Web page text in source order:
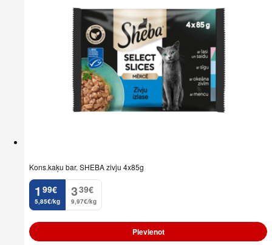
Kons.kaķu bar. SHEBA zivju 4x85g
1
. 99€
5,85€/kg
3
. 39€
9,97€/kg
Pievienot